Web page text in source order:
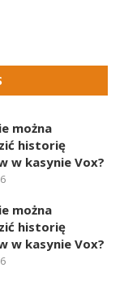
można
historię
w kasynie Vox?
można
historię
w kasynie Vox?